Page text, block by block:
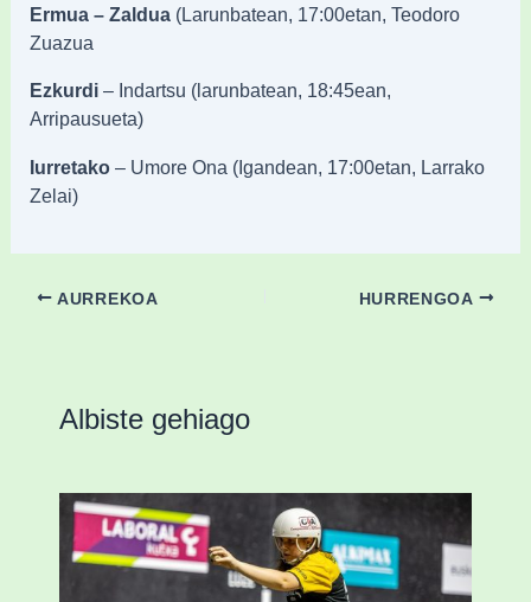
Ermua – Zaldua (Larunbatean, 17:00etan, Teodoro
Zuazua
Ezkurdi – Indartsu (larunbatean, 18:45ean,
Arripausueta)
Iurretako – Umore Ona (Igandean, 17:00etan, Larrako
Zelai)
AURREKOA HURRENGOA
Albiste gehiago